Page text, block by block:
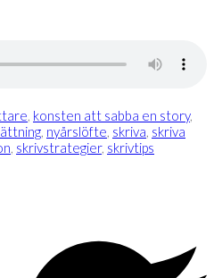
, konsten att sabba en story,
, nyårslöfte, skriva, skriva
, skrivstrategier, skrivtips